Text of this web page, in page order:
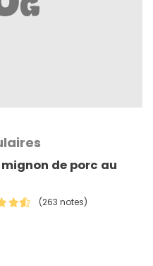
de porc au
(263 notes)